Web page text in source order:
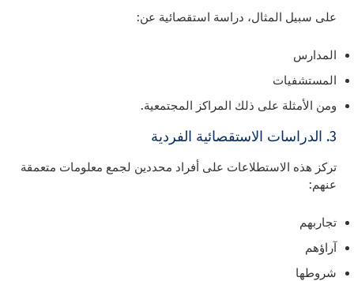
على سبيل المثال، دراسة استقصائية عن:
المدارس
المستشفيات
ومن الأمثلة على ذلك المراكز المجتمعية.
3. الدراسات الاستقصائية الفردية
تركز هذه الاستطلاعات على أفراد محددين لجمع معلومات متعمقة
عنهم:
تجاربهم
آراؤهم
شروطها